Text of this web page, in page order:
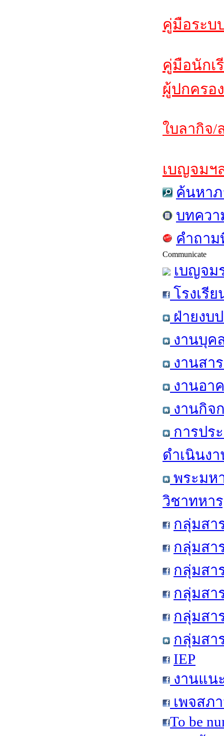
คู่มือระบ
คู่มือนักเ
ผู้ปกครอ
ใบลากิจ/
เบญจมฯ
ค้นหาภ
บทควา
คำถา
Communicate
เบญจม
โรงเรี
ฝ่ายงบ
งานบุค
งานสา
งานอา
งานกิจ
การปร
ดำเนินง
พระมห
วิชาทหา
กลุ่มสา
กลุ่มสา
กลุ่มสา
กลุ่มสา
กลุ่มสา
กลุ่มสา
IEP
งานแน
เพจสภ
To be